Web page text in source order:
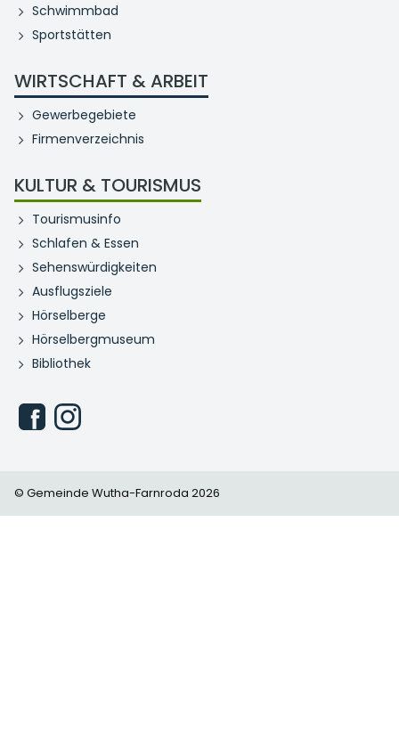
Schwimmbad
Sportstätten
WIRTSCHAFT & ARBEIT
Gewerbegebiete
Firmenverzeichnis
KULTUR & TOURISMUS
Tourismusinfo
Schlafen & Essen
Sehenswürdigkeiten
Ausflugsziele
Hörselberge
Hörselbergmuseum
Bibliothek
© Gemeinde Wutha-Farnroda 2026